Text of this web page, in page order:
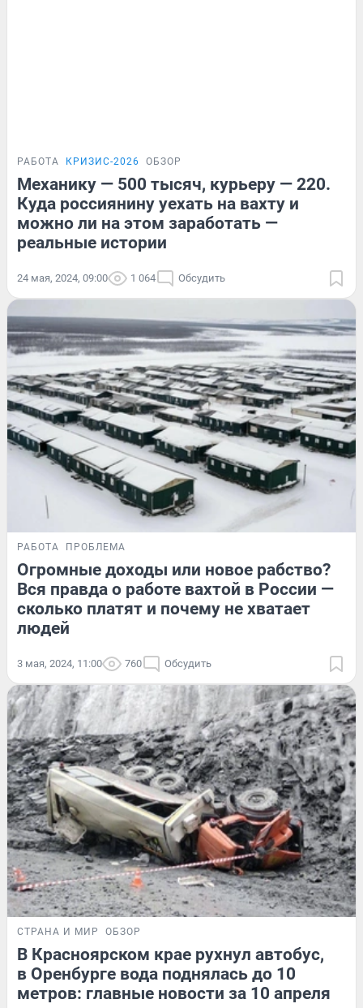
РАБОТА КРИЗИС-2026 ОБЗОР
Механику — 500 тысяч, курьеру — 220.
Куда россиянину уехать на вахту и
можно ли на этом заработать —
реальные истории
24 мая, 2024, 09:00 1 064 Обсудить
РАБОТА ПРОБЛЕМА
Огромные доходы или новое рабство?
Вся правда о работе вахтой в России —
сколько платят и почему не хватает
людей
3 мая, 2024, 11:00 760 Обсудить
СТРАНА И МИР ОБЗОР
В Красноярском крае рухнул автобус,
в Оренбурге вода поднялась до 10
метров: главные новости за 10 апреля